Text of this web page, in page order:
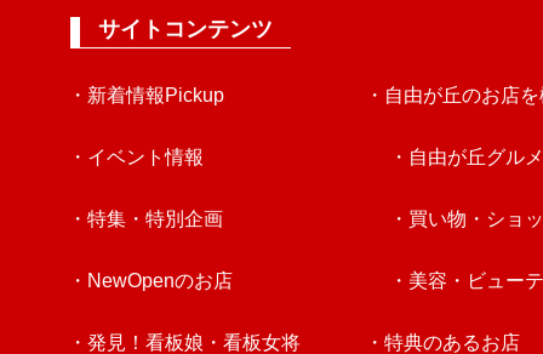
サイトコンテンツ
・新着情報Pickup
・イベント情報
・特集・特別企画
・NewOpenのお店
・発見！看板娘・看板女将
・自由が丘のお店
・自由が丘グルメ
・買い物・ショ
・美容・ビュー
・特典のあるお店